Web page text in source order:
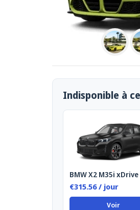
Indisponible à
BMW X2 M35i xDrive
€315.56 / jour
Voir